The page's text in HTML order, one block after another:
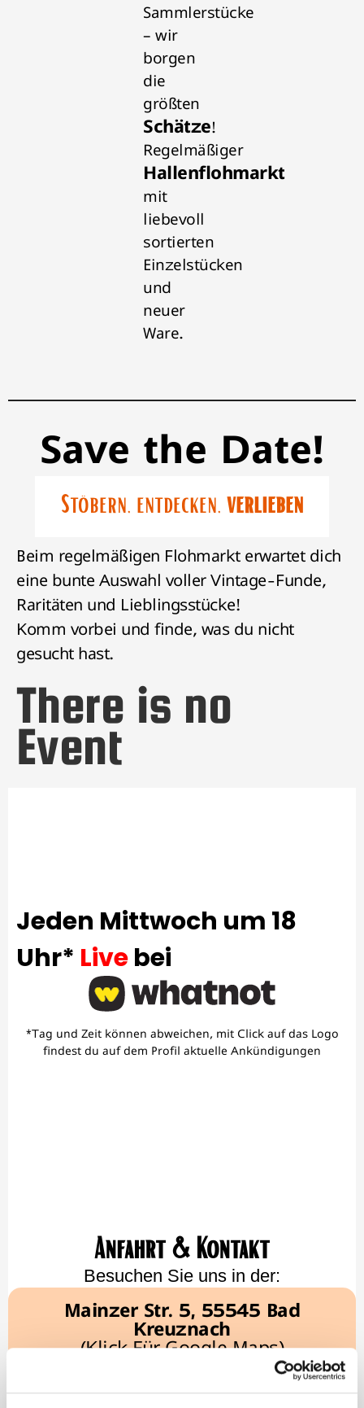
Sammlerstücke
– wir
borgen
die
größten
Schätze!
Regelmäßiger
Hallenflohmarkt
mit
liebevoll
sortierten
Einzelstücken
und
neuer
Ware.
Save the Date!
Stöbern, entdecken, verlieben
Beim regelmäßigen Flohmarkt erwartet dich
eine bunte Auswahl voller Vintage-Funde,
Raritäten und Lieblingsstücke!
Komm vorbei und finde, was du nicht
gesucht hast.
There is no
Event
Jeden Mittwoch um 18
Uhr* Livebei
*Tag und Zeit können abweichen, mit Click auf das Logo
findest du auf dem Profil aktuelle Ankündigungen
Anfahrt & Kontakt
Besuchen Sie uns in der:
Mainzer Str. 5, 55545 Bad
Kreuznach
(Klick Für Google Maps)